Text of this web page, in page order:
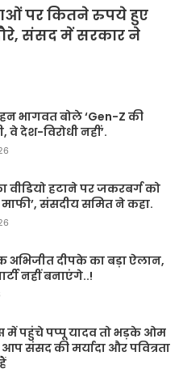
पर कितने रुपये हुए
संसद में सरकार ने
भागवत बोले ‘Gen-Z की
वे देश-विरोधी नहीं’.
वीडियो हटाने पर जकरबर्ग को
माफी’, संसदीय समित ने कहा.
अभिजीत दीपके का बड़ा ऐलान,
नहीं बनाएंगे..!
में पहुंचे पप्पू यादव तो भड़के ओम
संसद की मर्यादा और पवित्रता